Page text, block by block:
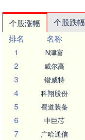
个股涨幅 个股跌幅
排名
名称
1
N津富
2 威尔高
3 锴威特
4 科翔股份
5 蜀道装备
6 中巨芯
7 广哈通信